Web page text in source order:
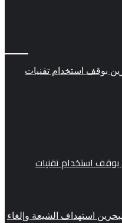
استخدام تقنيات